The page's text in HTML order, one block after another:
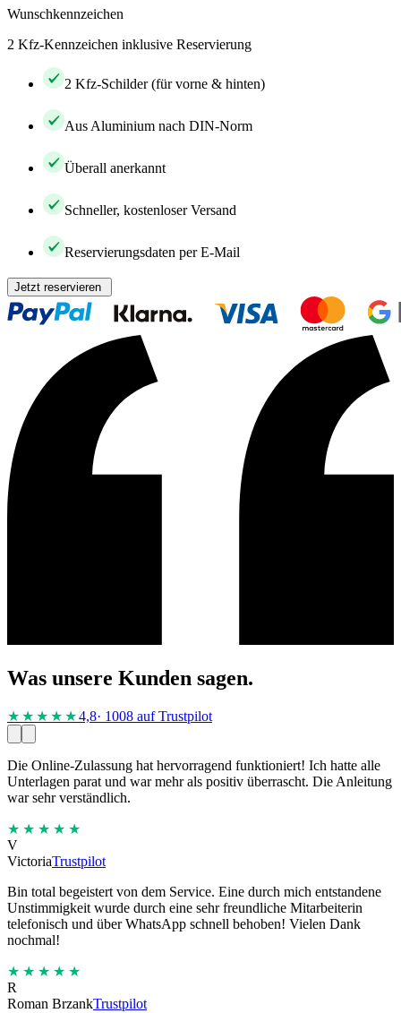
Wunschkennzeichen
2 Kfz-Kennzeichen inklusive Reservierung
2 Kfz-Schilder (für vorne & hinten)
Aus Aluminium nach DIN-Norm
Überall anerkannt
Schneller, kostenloser Versand
Reservierungsdaten per E-Mail
Jetzt reservieren
Was unsere Kunden sagen.
★★★★ ★4,8· 1008 auf Trustpilot
Die Online-Zulassung hat hervorragend funktioniert! Ich hatte alle
Unterlagen parat und war mehr als positiv überrascht. Die Anleitung
war sehr verständlich.
★★★★★
V
VictoriaTrustpilot
Bin total begeistert von dem Service. Eine durch mich entstandene
Unstimmigkeit wurde durch eine sehr freundliche Mitarbeiterin
telefonisch und über WhatsApp schnell behoben! Vielen Dank
nochmal!
★★★★★
R
Roman BrzankTrustpilot